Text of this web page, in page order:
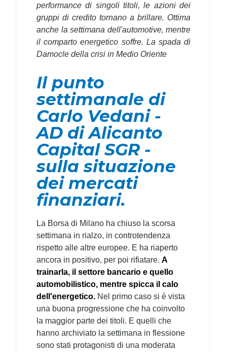
performance di singoli titoli, le azioni dei
gruppi di credito tornano a brillare. Ottima
anche la settimana dell'automotive, mentre
il comparto energetico soffre. La spada di
Damocle della crisi in Medio Oriente
Il punto
settimanale di
Carlo Vedani -
AD di Alicanto
Capital SGR -
sulla situazione
dei mercati
finanziari.
La Borsa di Milano ha chiuso la scorsa
settimana in rialzo, in controtendenza
rispetto alle altre europee. E ha riaperto
ancora in positivo, per poi rifiatare. A
trainarla, il settore bancario e quello
automobilistico, mentre spicca il calo
dell'energetico. Nel primo caso si è vista
una buona progressione che ha coinvolto
la maggior parte dei titoli. E quelli che
hanno archiviato la settimana in flessione
sono stati protagonisti di una moderata